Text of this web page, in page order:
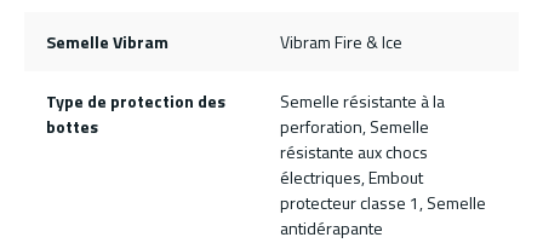
Semelle Vibram Vibram Fire & Ice
Type de protection des
bottes
Semelle résistante à la
perforation, Semelle
résistante aux chocs
électriques, Embout
protecteur classe 1, Semelle
antidérapante